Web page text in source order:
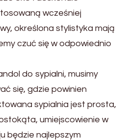
wcześniej
określona stylistyka mają
czuć się w odpowiednio
do sypialni, musimy
się, gdzie powinien
sypialnia jest prosta,
umiejscowienie w
będzie najlepszym